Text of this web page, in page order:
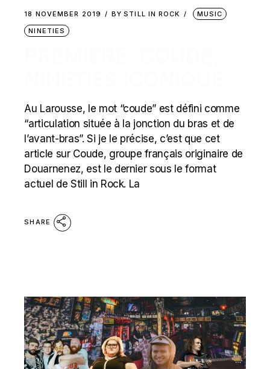
18 NOVEMBER 2019 BY STILL IN ROCK
MUSIC
NINETIES
Au Larousse, le mot “coude” est défini comme
“articulation située à la jonction du bras et de
l’avant-bras”. Si je le précise, c’est que cet
article sur Coude, groupe français originaire de
Douarnenez, est le dernier sous le format
actuel de Still in Rock. La
SHARE